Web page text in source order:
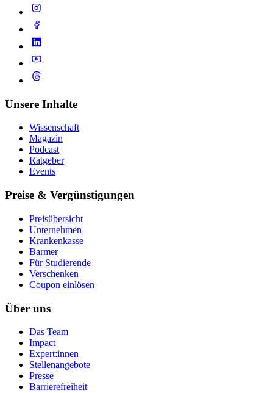
Unsere Inhalte
Wissenschaft
Magazin
Podcast
Ratgeber
Events
Preise & Vergünstigungen
Preisübersicht
Unternehmen
Krankenkasse
Barmer
Für Studierende
Ver­schen­ken
Coupon einlösen
Über uns
Das Team
Impact
Expert:innen
Stellenangebote
Presse
Barrierefreiheit